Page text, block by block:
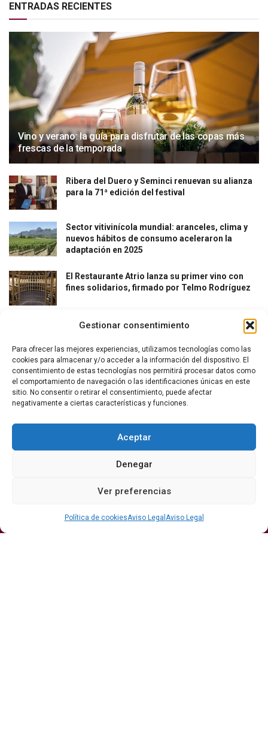
Gestionar consentimiento
Para ofrecer las mejores experiencias, utilizamos tecnologías como las
cookies para almacenar y/o acceder a la información del dispositivo. El
consentimiento de estas tecnologías nos permitirá procesar datos como
el comportamiento de navegación o las identificaciones únicas en este
sitio. No consentir o retirar el consentimiento, puede afectar
negativamente a ciertas características y funciones.
Aceptar
Denegar
Ver preferencias
Política de cookiesAviso Legal Aviso Legal
ENTRADAS RECIENTES
Vino y verano: la guía para disfrutar de las copas más
frescas de la temporada
Ribera del Duero y Seminci renuevan su alianza
para la 71ª edición del festival
Sector vitivinícola mundial: aranceles, clima y
nuevos hábitos de consumo aceleraron la
adaptación en 2025
El Restaurante Atrio lanza su primer vino con
fines solidarios, firmado por Telmo Rodríguez
La revista del vino y la gastronomía.
Gastronomía
Protagonistas